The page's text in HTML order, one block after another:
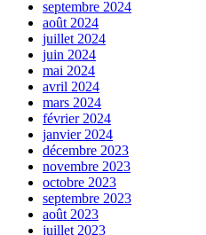
septembre 2024
août 2024
juillet 2024
juin 2024
mai 2024
avril 2024
mars 2024
février 2024
janvier 2024
décembre 2023
novembre 2023
octobre 2023
septembre 2023
août 2023
juillet 2023